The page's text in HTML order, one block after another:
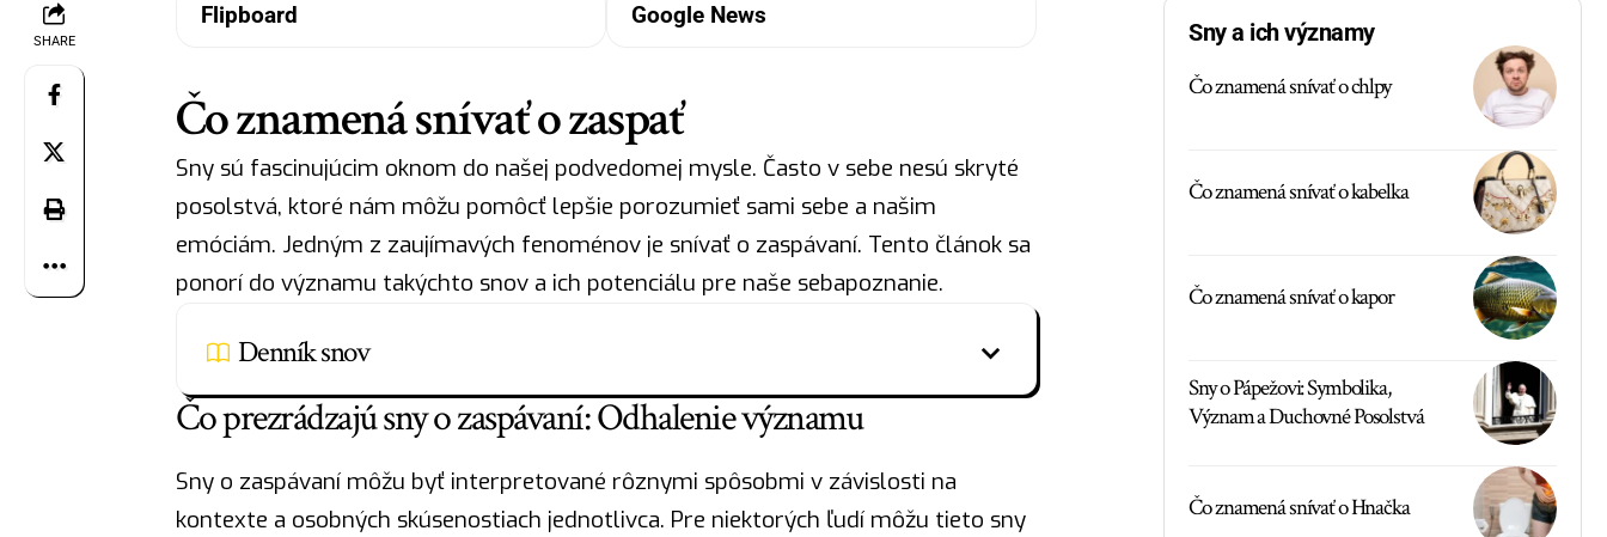
SHARE
Flipboard Google News
Čo znamená snívať o zaspať
Sny sú fascinujúcim oknom do našej podvedomej mysle. Často v sebe nesú skryté
posolstvá, ktoré nám môžu pomôcť lepšie porozumieť sami sebe a našim
emóciám. Jedným z zaujímavých fenoménov je snívať o zaspávaní. Tento článok sa
ponorí do významu takýchto snov a ich potenciálu pre naše sebapoznanie.
Denník snov
Čo prezrádzajú sny o zaspávaní: Odhalenie významu
Sny o zaspávaní môžu byť interpretované rôznymi spôsobmi v závislosti na
kontexte a osobných skúsenostiach jednotlivca. Pre niektorých ľudí môžu tieto sny
Sny a ich významy
Čo znamená snívať o chlpy
Čo znamená snívať o kabelka
Čo znamená snívať o kapor
Sny o Pápežovi: Symbolika,
Význam a Duchovné Posolstvá
Čo znamená snívať o Hnačka